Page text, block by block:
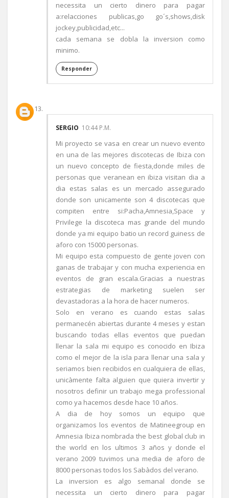
necessita un cierto dinero para pagar
a:relacciones publicas,go go´s,shows,disk
jockey,publicidad,etc...
cada semana se dobla la inversion como
minimo.
Responder
SERGIO 10:44 P.M.
Mi proyecto se vasa en crear un nuevo evento
en una de las mejores discotecas de Ibiza con
un nuevo concepto de fiesta,donde miles de
personas que veranean en ibiza visitan dia a
dia estas salas es un mercado assegurado
donde son unicamente son 4 discotecas que
compiten entre si:Pacha,Amnesia,Space y
Privilege la discoteca mas grande del mundo
donde ya mi equipo batio un record guiness de
aforo con 15000 personas.
Mi equipo esta compuesto de gente joven con
ganas de trabajar y con mucha experiencia en
eventos de gran escala.Gracias a nuestras
estrategias de marketing suelen ser
devastadoras a la hora de hacer numeros.
Solo en verano es cuando estas salas
permanecén abiertas durante 4 meses y estan
buscando todas ellas eventos que puedan
llenar la sala mi equipo es conocido en Ibiza
como el mejor de la isla para llenar una sala y
seriamos bien recibidos en cualquiera de ellas,
unicàmente falta alguien que quiera invertir y
nosotros definir un trabajo mega professional
como ya hacemos desde hace 10 años.
A dia de hoy somos un equipo que
organizamos los eventos de Matineegroup en
Amnesia Ibiza nombrada the best global club in
the world en los ultimos 3 años y donde el
verano 2009 tuvimos una media de aforo de
8000 personas todos los Sabàdos del verano.
La inversion es algo semanal donde se
necessita un cierto dinero para pagar